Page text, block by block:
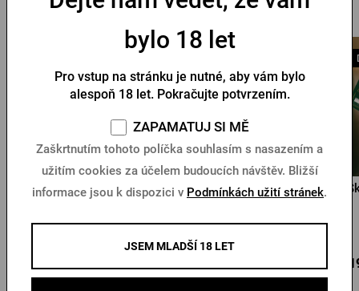
Mohlo by se vám líbit
Prohlídka pivovaru
Skladem > 10 ks
Poukaz Hospoda Na
Skladem > 10 ks
1
bylo 18 let
Pro vstup na stránku je nutné, aby vám bylo
alespoň 18 let. Pokračujte potvrzením.
ZAPAMATUJ SI MĚ
Zaškrtnutím tohoto políčka souhlasím s nasazením a
užitím cookies za účelem budoucích návštěv. Bližší
informace jsou k dispozici v Podmínkách užití stránek.
JSEM MLADŠÍ 18 LET